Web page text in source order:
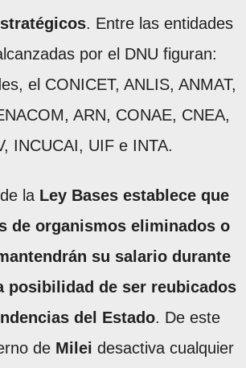
. Entre las entidades
por el DNU figuran:
el CONICET, ANLIS, ANMAT,
ARN, CONAE, CNEA,
INCUCAI, UIF e INTA.
de la Ley Bases establece que
de organismos eliminados o
su salario durante
posibilidad de ser reubicados
del Estado. De este
de Milei desactiva cualquier